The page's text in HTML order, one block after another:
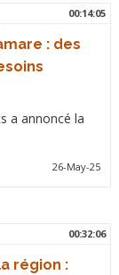
00:14:05
: des
a annoncé la
26-May-25
00:32:06
région :